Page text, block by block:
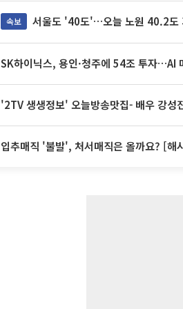
속보 서울도 '40도'…오늘 노원 40.2도
SK하이닉스, 용인·청주에 54조 투자…AI
'2TV 생생정보' 오늘방송맛집- 배우 강
입추매직 '불발', 처서매직은 올까요? [해